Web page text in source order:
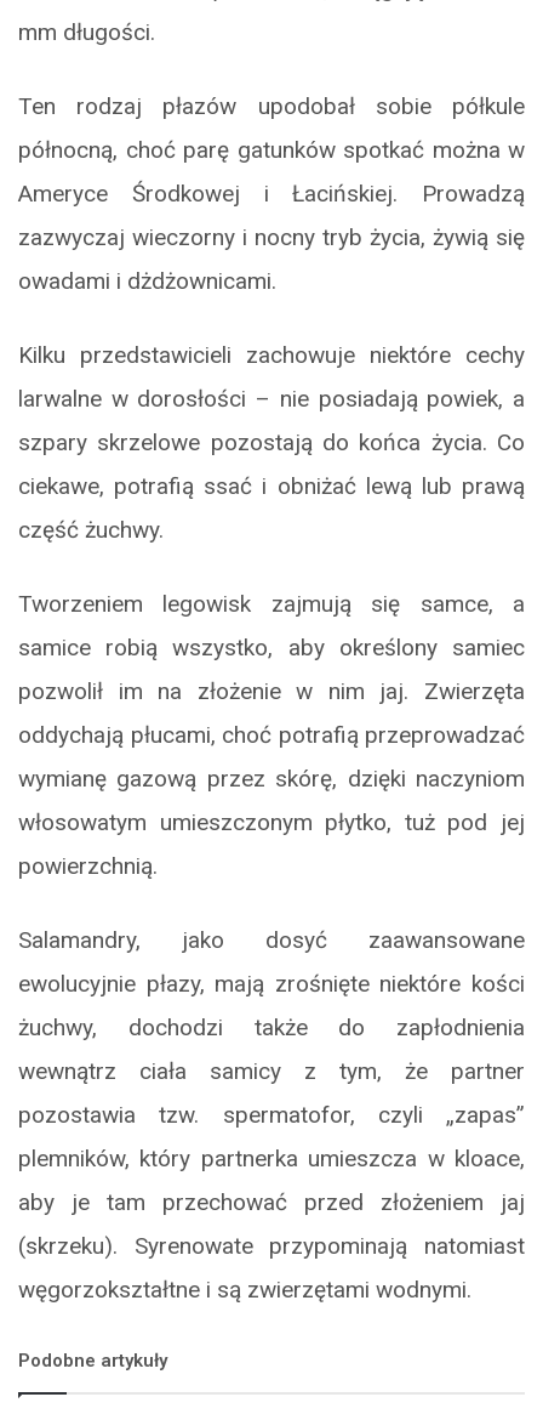
mm długości.
Ten rodzaj płazów upodobał sobie półkule
północną, choć parę gatunków spotkać można w
Ameryce Środkowej i Łacińskiej. Prowadzą
zazwyczaj wieczorny i nocny tryb życia, żywią się
owadami i dżdżownicami.
Kilku przedstawicieli zachowuje niektóre cechy
larwalne w dorosłości – nie posiadają powiek, a
szpary skrzelowe pozostają do końca życia. Co
ciekawe, potrafią ssać i obniżać lewą lub prawą
część żuchwy.
Tworzeniem legowisk zajmują się samce, a
samice robią wszystko, aby określony samiec
pozwolił im na złożenie w nim jaj. Zwierzęta
oddychają płucami, choć potrafią przeprowadzać
wymianę gazową przez skórę, dzięki naczyniom
włosowatym umieszczonym płytko, tuż pod jej
powierzchnią.
Salamandry, jako dosyć zaawansowane
ewolucyjnie płazy, mają zrośnięte niektóre kości
żuchwy, dochodzi także do zapłodnienia
wewnątrz ciała samicy z tym, że partner
pozostawia tzw. spermatofor, czyli „zapas”
plemników, który partnerka umieszcza w kloace,
aby je tam przechować przed złożeniem jaj
(skrzeku). Syrenowate przypominają natomiast
węgorzokształtne i są zwierzętami wodnymi.
Podobne artykuły